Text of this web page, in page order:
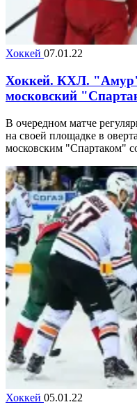
Хоккей 07.01.22
Хоккей. КХЛ. "Амур"
московский
В очередном матче
на своей площадке в
московским "Спартаком"
Хоккей 05.01.22